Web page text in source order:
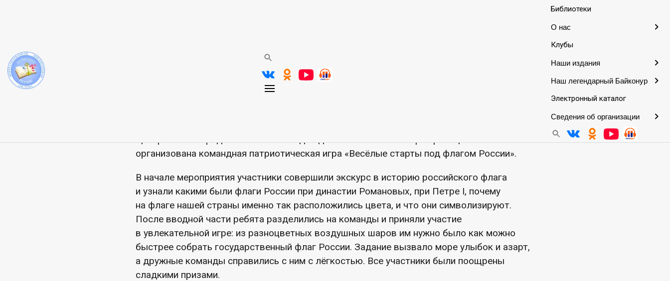
Библиотеки
О нас
Клубы
Наши издания
Наш легендарный Байконур
Электронный каталог
Сведения об организации
Познавательно-игровая программа
22 августа мы отмечаем День Российского флага — праздник, который вызывает
чувство гордости за Родину, её историю и достижения. Бело-сине-красный триколор
Центральной городской библиотеки для детей из летнего лагеря при КЦСОН была
организована командная патриотическая игра «Весёлые старты под флагом России».
В начале мероприятия участники совершили экскурс в историю российского флага
и узнали какими были флаги России при династии Романовых, при Петре I, почему
на флаге нашей страны именно так расположились цвета, и что они символизируют.
После вводной части ребята разделились на команды и приняли участие
в увлекательной игре: из разноцветных воздушных шаров им нужно было как можно
быстрее собрать государственный флаг России. Задание вызвало море улыбок и азарт,
а дружные команды справились с ним с лёгкостью. Все участники были поощрены
сладкими призами.